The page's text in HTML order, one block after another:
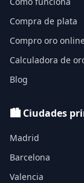
Compra de plata
Compro oro
Calculadora de
Blog
🏙️ Ciudades
Madrid
Barcelona
Valencia